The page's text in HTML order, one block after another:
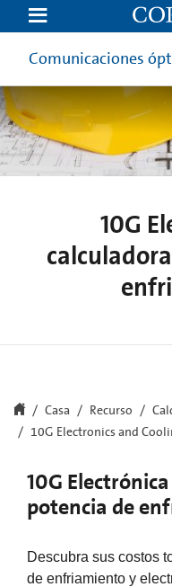
Electronics
and
Cooling
PowerComunicaciones
10G
Casa Recurso
10G Electronics and
10G
potencia de
Descubra sus costos
de enfriamiento y